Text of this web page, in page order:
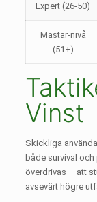
Expert (26-50)
Mästar-nivå
(51+)
Vinst
Skickliga
både survival
överdrivas – att
avsevärt högre